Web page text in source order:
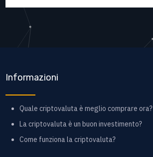
Informazioni
Quale criptovaluta è meglio comprare ora?
La criptovaluta è un buon investimento?
Come funziona la criptovaluta?